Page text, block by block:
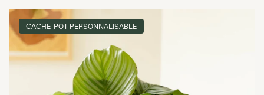
CACHE-POT PERSONNALISABLE